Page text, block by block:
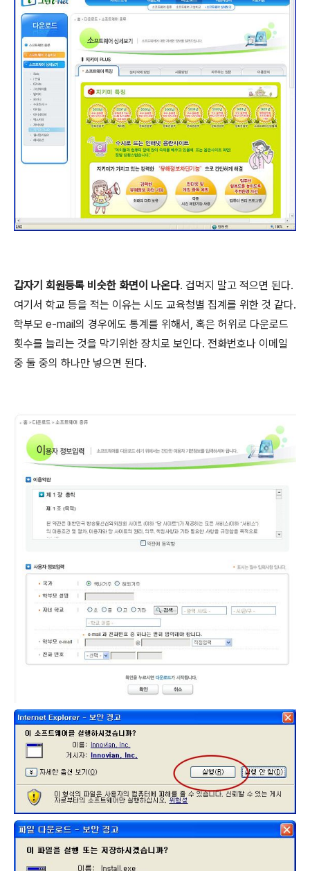
갑자기 회원등록 비슷한 화면이 나온다. 겁먹지 말고 적으면 된다.
여기서 학교 등을 적는 이유는 시도 교육청별 집계를 위한 것 같다.
학부모 e-mail의 경우에도 통계를 위해서, 혹은 허위로 다운로드
횟수를 늘리는 것을 막기위한 장치로 보인다. 전화번호나 이메일
중 둘 중의 하나만 넣으면 된다.